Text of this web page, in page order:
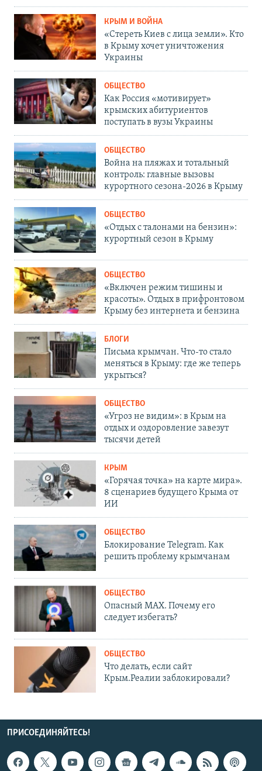
КРЫМ И ВОЙНА
«Стереть Киев с лица земли». Кто
в Крыму хочет уничтожения
Украины
ОБЩЕСТВО
Как Россия «мотивирует»
крымских абитуриентов
поступать в вузы Украины
ОБЩЕСТВО
Война на пляжах и тотальный
контроль: главные вызовы
курортного сезона-2026 в Крыму
ОБЩЕСТВО
«Отдых с талонами на бензин»:
курортный сезон в Крыму
ОБЩЕСТВО
«Включен режим тишины и
красоты». Отдых в прифронтовом
Крыму без интернета и бензина
БЛОГИ
Письма крымчан. Что-то стало
меняться в Крыму: где же теперь
укрыться?
ОБЩЕСТВО
«Угроз не видим»: в Крым на
отдых и оздоровление завезут
тысячи детей
КРЫМ
«Горячая точка» на карте мира».
8 сценариев будущего Крыма от
ИИ
ОБЩЕСТВО
Блокирование Telegram. Как
решить проблему крымчанам
ОБЩЕСТВО
Опасный MAX. Почему его
следует избегать?
ОБЩЕСТВО
Что делать, если сайт
Крым.Реалии заблокировали?
ПРИСОЕДИНЯЙТЕСЬ!